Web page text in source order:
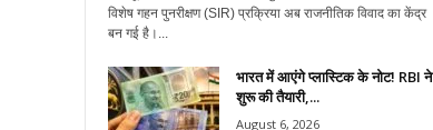
विशेष गहन पुनरीक्षण (SIR) प्रक्रिया अब राजनीतिक विवाद का केंद्र
बन गई है।...
भारत में आएंगे प्लास्टिक के नोट! RBI ने
शुरू की तैयारी,...
August 6, 2026